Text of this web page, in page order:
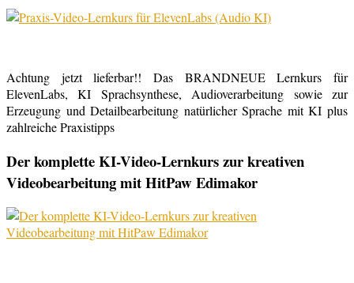
Achtung jetzt lieferbar!! Das BRANDNEUE Lernkurs für
ElevenLabs, KI Sprachsynthese, Audioverarbeitung sowie zur
Erzeugung und Detailbearbeitung natürlicher Sprache mit KI plus
zahlreiche Praxistipps
Der komplette KI-Video-Lernkurs zur kreativen
Videobearbeitung mit HitPaw Edimakor